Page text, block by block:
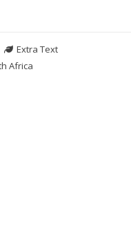
Extra Text
Africa